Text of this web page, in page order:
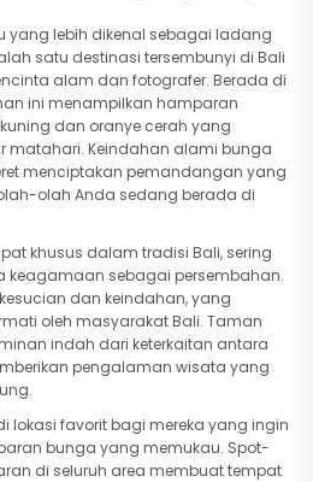
yang lebih dikenal sebagai ladang
satu destinasi tersembunyi di Bali
alam dan fotografer. Berada di
ini menampilkan hamparan
dan oranye cerah yang
matahari. Keindahan alami bunga
menciptakan pemandangan yang
olah Anda sedang berada di
khusus dalam tradisi Bali, sering
sebagai persembahan.
dan keindahan, yang
oleh masyarakat Bali. Taman
indah dari keterkaitan antara
pengalaman wisata yang
lokasi favorit bagi mereka yang ingin
bunga yang memukau. Spot-
di seluruh area membuat tempat